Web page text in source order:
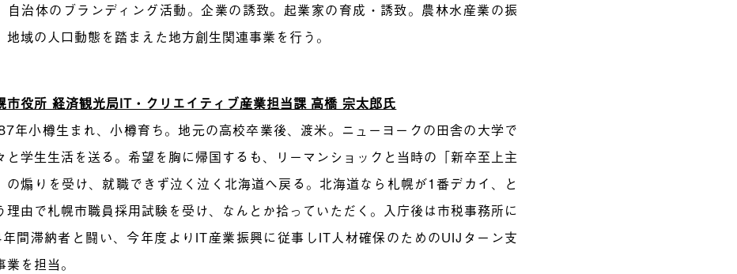
自治体のブランディング活動。企業の誘致。起業家の育成・誘致。農林水産業の振
地域の人口動態を踏まえた地方創生関連事業を行う。
市役所 経済観光局IT・クリエイティブ産業担当課 高橋 宗太郎氏
年小樽生まれ、小樽育ち。地元の高校卒業後、渡米。ニューヨークの田舎の大学で
と学生生活を送る。希望を胸に帰国するも、リーマンショックと当時の「新卒至上主
の煽りを受け、就職できず泣く泣く北海道へ戻る。北海道なら札幌が1番デカイ、と
理由で札幌市職員採用試験を受け、なんとか拾っていただく。入庁後は市税事務所に
間滞納者と闘い、今年度よりIT産業振興に従事しIT人材確保のためのUIJターン支
業を担当。